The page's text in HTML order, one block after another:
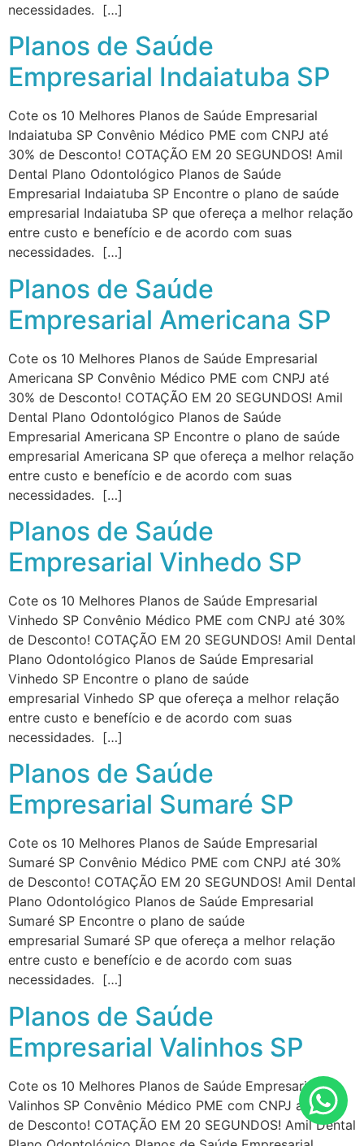
necessidades. […]
Planos de Saúde
Empresarial Indaiatuba SP
Cote os 10 Melhores Planos de Saúde Empresarial
Indaiatuba SP Convênio Médico PME com CNPJ até
30% de Desconto! COTAÇÃO EM 20 SEGUNDOS! Amil
Dental Plano Odontológico Planos de Saúde
Empresarial Indaiatuba SP Encontre o plano de saúde
empresarial Indaiatuba SP que ofereça a melhor relação
entre custo e benefício e de acordo com suas
necessidades. […]
Planos de Saúde
Empresarial Americana SP
Cote os 10 Melhores Planos de Saúde Empresarial
Americana SP Convênio Médico PME com CNPJ até
30% de Desconto! COTAÇÃO EM 20 SEGUNDOS! Amil
Dental Plano Odontológico Planos de Saúde
Empresarial Americana SP Encontre o plano de saúde
empresarial Americana SP que ofereça a melhor relação
entre custo e benefício e de acordo com suas
necessidades. […]
Planos de Saúde
Empresarial Vinhedo SP
Cote os 10 Melhores Planos de Saúde Empresarial
Vinhedo SP Convênio Médico PME com CNPJ até 30%
de Desconto! COTAÇÃO EM 20 SEGUNDOS! Amil Dental
Plano Odontológico Planos de Saúde Empresarial
Vinhedo SP Encontre o plano de saúde
empresarial Vinhedo SP que ofereça a melhor relação
entre custo e benefício e de acordo com suas
necessidades. […]
Planos de Saúde
Empresarial Sumaré SP
Cote os 10 Melhores Planos de Saúde Empresarial
Sumaré SP Convênio Médico PME com CNPJ até 30%
de Desconto! COTAÇÃO EM 20 SEGUNDOS! Amil Dental
Plano Odontológico Planos de Saúde Empresarial
Sumaré SP Encontre o plano de saúde
empresarial Sumaré SP que ofereça a melhor relação
entre custo e benefício e de acordo com suas
necessidades. […]
Planos de Saúde
Empresarial Valinhos SP
Cote os 10 Melhores Planos de Saúde Empresarial
Valinhos SP Convênio Médico PME com CNPJ até 30%
de Desconto! COTAÇÃO EM 20 SEGUNDOS! Amil Dental